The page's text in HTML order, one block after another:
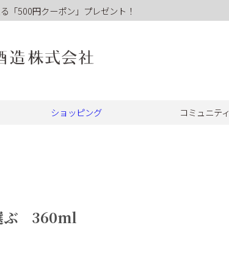
「500円クーポン」プレゼント！
ショッピング コミュニティ
ぶ 360ml